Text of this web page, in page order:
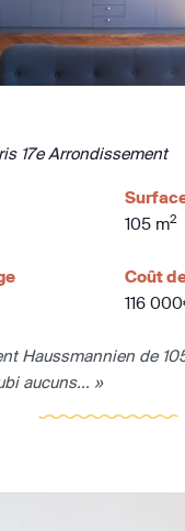
17e Arrondissement
105 m2
Coût
116
Haussmannien de
aucuns... »